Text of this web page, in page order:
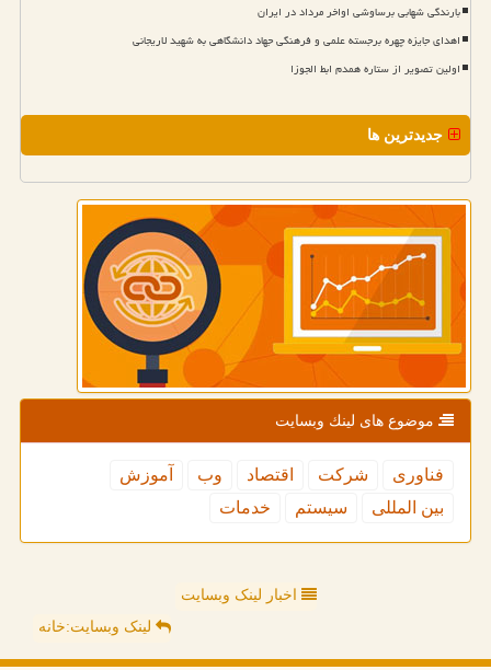
بارندگی شهابی برساوشی اواخر مرداد در ایران
اهدای جایزه چهره برجسته علمی و فرهنگی جهاد دانشگاهی به شهید لاریجانی
اولین تصویر از ستاره همدم ابط الجوزا
جدیدترین ها
موضوع های لینك وبسایت
فناوری شركت اقتصاد وب
آموزش
بین المللی
سیستم خدمات
اخبار لینک وبسایت
لینک وبسایت:خانه